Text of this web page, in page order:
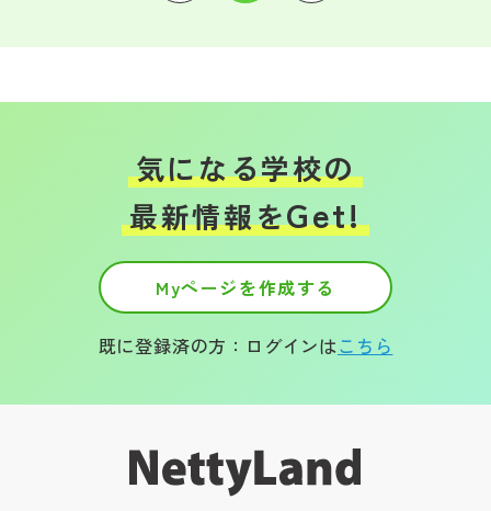
気になる学校の
最新情報をGet!
Myページを作成する
既に登録済の方：ログインはこちら